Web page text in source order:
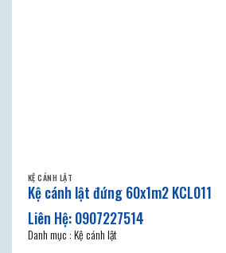
KỆ CÁNH LẬT
Kệ cánh lật đứng 60x1m2 KCL011
Danh mục : Kệ cánh lật